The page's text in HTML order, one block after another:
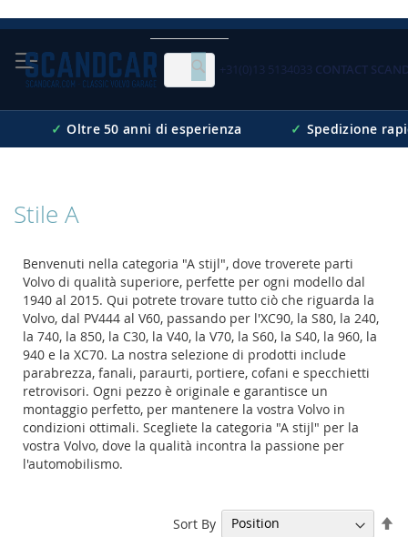
Skip
Content
Cerca
+31(0)13 5134033 CONTACT
✓ Oltre 50 anni di esperienza ✓ Spedizione
Stile A
Benvenuti nella categoria "A stijl", dove troverete parti
Volvo di qualità superiore, perfette per ogni modello dal
1940 al 2015. Qui potrete trovare tutto ciò che riguarda la
Volvo, dal PV444 al V60, passando per l'XC90, la S80, la 240,
la 740, la 850, la C30, la V40, la V70, la S60, la S40, la 960, la
940 e la XC70. La nostra selezione di prodotti include
parabrezza, fanali, paraurti, portiere, cofani e specchietti
retrovisori. Ogni pezzo è originale e garantisce un
montaggio perfetto, per mantenere la vostra Volvo in
condizioni ottimali. Scegliete la categoria "A stijl" per la
vostra Volvo, dove la qualità incontra la passione per
l'automobilismo.
Sort By